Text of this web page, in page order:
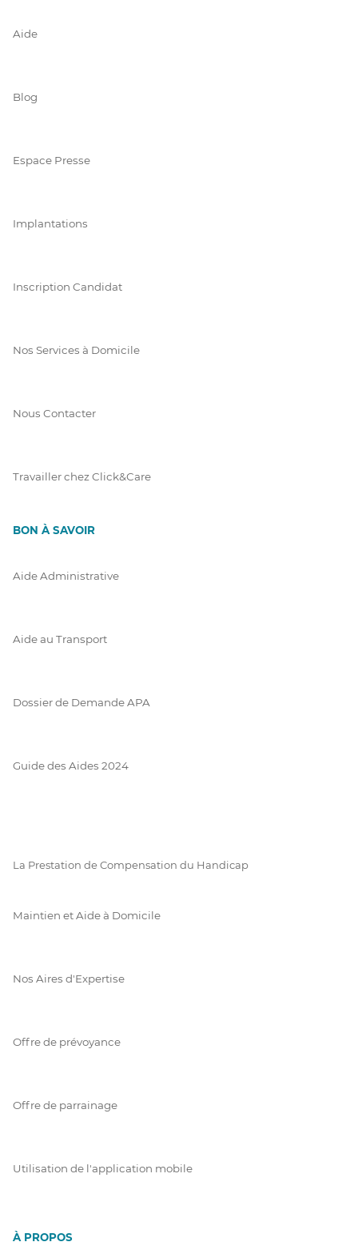
Aide
Blog
Espace Presse
Implantations
Inscription Candidat
Nos Services à Domicile
Nous Contacter
Travailler chez Click&Care
BON À SAVOIR
Aide Administrative
Aide au Transport
Dossier de Demande APA
Guide des Aides 2024
La Prestation de Compensation du Handicap
Maintien et Aide à Domicile
Nos Aires d'Expertise
Offre de prévoyance
Offre de parrainage
Utilisation de l'application mobile
À PROPOS